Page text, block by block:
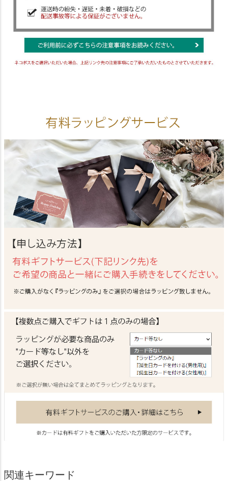
関連キーワード